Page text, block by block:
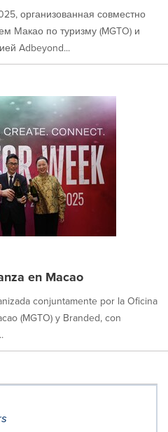
организованная совместно
Макао по туризму (MGTO) и
Adbeyond...
en Macao
conjuntamente por la Oficina
(MGTO) y Branded, con